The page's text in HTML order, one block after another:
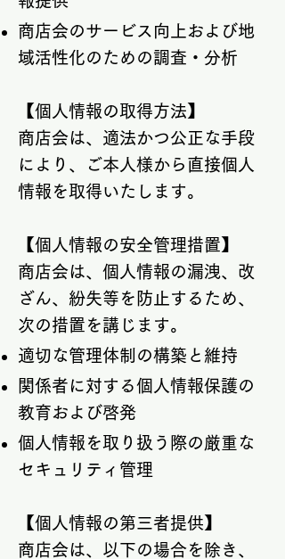
商店会のサービス向上および地
域活性化のための調査・分析
【個人情報の取得方法】
商店会は、適法かつ公正な手段
により、ご本人様から直接個人
情報を取得いたします。
【個人情報の安全管理措置】
商店会は、個人情報の漏洩、改
ざん、紛失等を防止するため、
次の措置を講じます。
適切な管理体制の構築と維持
関係者に対する個人情報保護の
教育および啓発
個人情報を取り扱う際の厳重な
セキュリティ管理
【個人情報の第三者提供】
商店会は、以下の場合を除き、